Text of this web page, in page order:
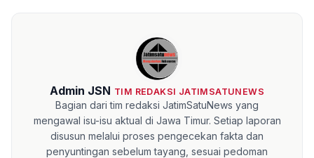
Admin JSN TIM REDAKSI JATIMSATUNEWS
Bagian dari tim redaksi JatimSatuNews yang
mengawal isu-isu aktual di Jawa Timur. Setiap laporan
disusun melalui proses pengecekan fakta dan
penyuntingan sebelum tayang, sesuai pedoman